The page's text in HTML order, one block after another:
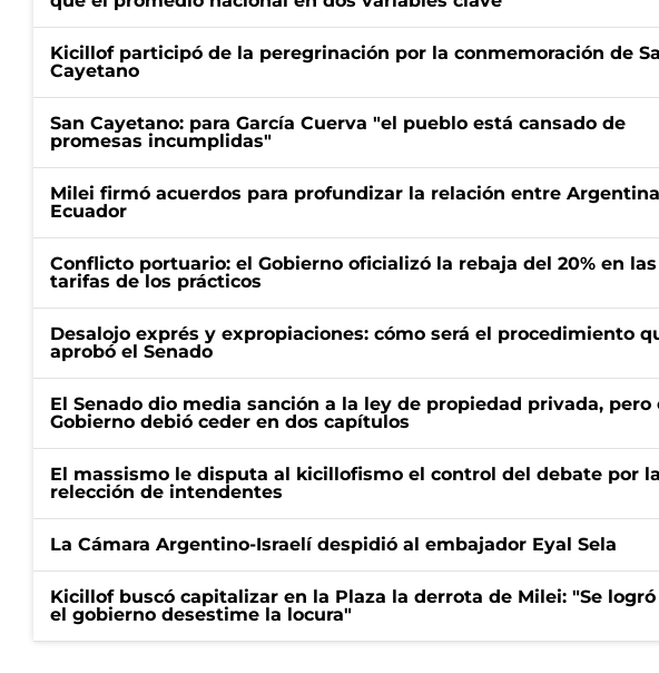
Kicillof participó de la peregrinación por la conmemoración de
Cayetano
San Cayetano: para García Cuerva "el pueblo está cansado de
promesas incumplidas"
Milei firmó acuerdos para profundizar la relación entre
Ecuador
Conflicto portuario: el Gobierno oficializó la rebaja del 20% en las
tarifas de los prácticos
Desalojo exprés y expropiaciones: cómo será el procedimiento
aprobó el Senado
El Senado dio media sanción a la ley de propiedad privada, pero
Gobierno debió ceder en dos capítulos
El massismo le disputa al kicillofismo el control del debate por la
relección de intendentes
La Cámara Argentino-Israelí despidió al embajador Eyal Sela
Kicillof buscó capitalizar en la Plaza la derrota de Milei: "Se
el gobierno desestime la locura"